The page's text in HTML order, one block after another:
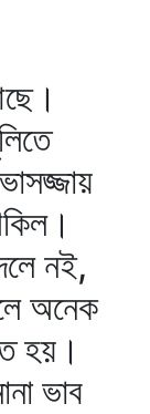
নই,
অনেক
হয়।
ভাব